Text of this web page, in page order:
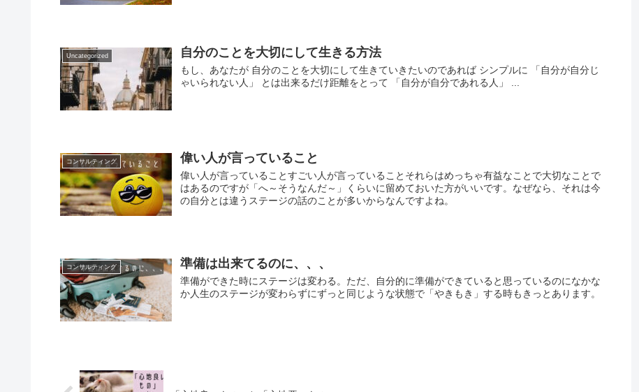
Uncategorized 自分のことを大切にして生きる方法
もし、あなたが 自分のことを大切にして生きていきたいのであれば シンプルに 「自分が自分じ
ゃいられない人」 とは出来るだけ距離をとって 「自分が自分であれる人」 ...
コンサルティング 偉い人が言っていること
偉い人が言っていることすごい人が言っていることそれらはめっちゃ有益なことで大切なことで
はあるのですが「へ～そうなんだ～」くらいに留めておいた方がいいです。なぜなら、それは今
の自分とは違うステージの話のことが多いからなんですよね。
コンサルティング 準備は出来てるのに、、、
準備ができた時にステージは変わる。ただ、自分的に準備ができていると思っているのになかな
か人生のステージが変わらずにずっと同じような状態で「やきもき」する時もきっとあります。